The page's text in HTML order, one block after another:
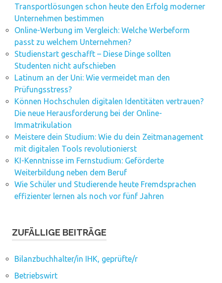
Transportlösungen schon heute den Erfolg moderner
Unternehmen bestimmen
Online-Werbung im Vergleich: Welche Werbeform
passt zu welchem Unternehmen?
Studienstart geschafft – Diese Dinge sollten
Studenten nicht aufschieben
Latinum an der Uni: Wie vermeidet man den
Prüfungsstress?
Können Hochschulen digitalen Identitäten vertrauen?
Die neue Herausforderung bei der Online-
Immatrikulation
Meistere dein Studium: Wie du dein Zeitmanagement
mit digitalen Tools revolutionierst
KI-Kenntnisse im Fernstudium: Geförderte
Weiterbildung neben dem Beruf
Wie Schüler und Studierende heute Fremdsprachen
effizienter lernen als noch vor fünf Jahren
ZUFÄLLIGE BEITRÄGE
Bilanzbuchhalter/in IHK, geprüfte/r
Betriebswirt